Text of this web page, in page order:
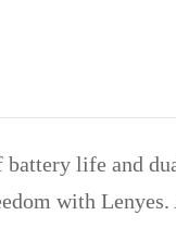
life and
with